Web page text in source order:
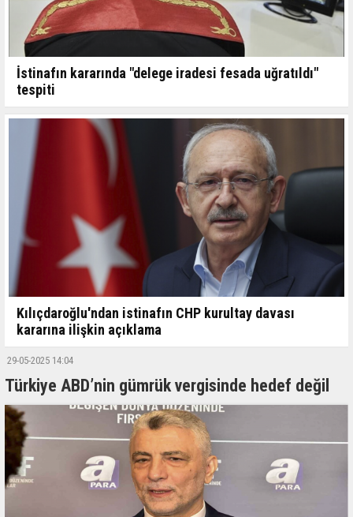
İstinafın kararında "delege iradesi fesada uğratıldı"
tespiti
Kılıçdaroğlu'ndan istinafın CHP kurultay davası
kararına ilişkin açıklama
29-05-2025 14:04
Türkiye ABD’nin gümrük vergisinde hedef değil